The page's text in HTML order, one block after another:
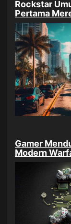
Rockstar
Pertama
Gamer
Modern